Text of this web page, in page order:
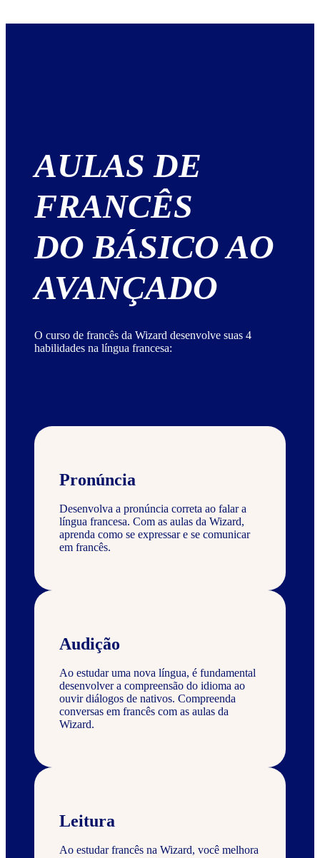
AULAS DE
FRANCÊS
DO BÁSICO AO
AVANÇADO
O curso de francês da Wizard desenvolve suas 4
habilidades na língua francesa:
Pronúncia
Desenvolva a pronúncia correta ao falar a
língua francesa. Com as aulas da Wizard,
aprenda como se expressar e se comunicar
em francês.
Audição
Ao estudar uma nova língua, é fundamental
desenvolver a compreensão do idioma ao
ouvir diálogos de nativos. Compreenda
conversas em francês com as aulas da
Wizard.
Leitura
Ao estudar francês na Wizard, você melhora